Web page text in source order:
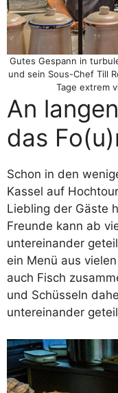
Gutes Gespann in
und sein Sous-Chef Till
Tage extrem
An
das
Schon in den
Kassel auf
Liebling der Gäste
Freunde kann ab
untereinander
ein Menü aus
auch Fisch
und Schüsseln
untereinander